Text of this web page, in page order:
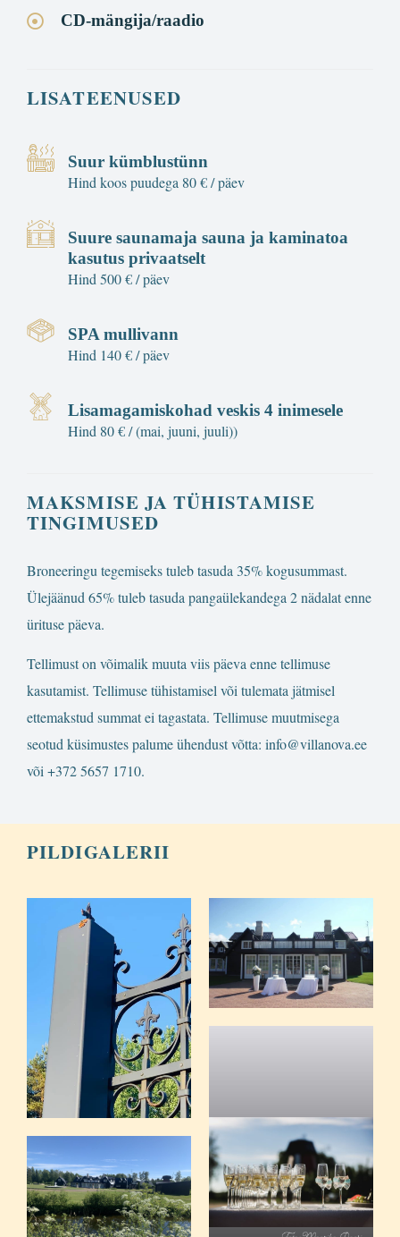
CD-mängija/raadio
LISATEENUSED
Suur kümblustünn
Hind koos puudega 80 € / päev
Suure saunamaja sauna ja kaminatoa
kasutus privaatselt
Hind 500 € / päev
SPA mullivann
Hind 140 € / päev
Lisamagamiskohad veskis 4 inimesele
Hind 80 € / (mai, juuni, juuli))
MAKSMISE JA TÜHISTAMISE
TINGIMUSED
Broneeringu tegemiseks tuleb tasuda 35% kogusummast.
Ülejäänud 65% tuleb tasuda pangaülekandega 2 nädalat enne
ürituse päeva.
Tellimust on võimalik muuta viis päeva enne tellimuse
kasutamist. Tellimuse tühistamisel või tulemata jätmisel
ettemakstud summat ei tagastata. Tellimuse muutmisega
seotud küsimustes palume ühendust võtta: info@villanova.ee
või +372 5657 1710.
PILDIGALERII